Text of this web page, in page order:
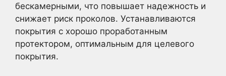
бескамерными, что повышает надежность и
снижает риск проколов. Устанавливаются
покрытия с хорошо проработанным
протектором, оптимальным для целевого
покрытия.